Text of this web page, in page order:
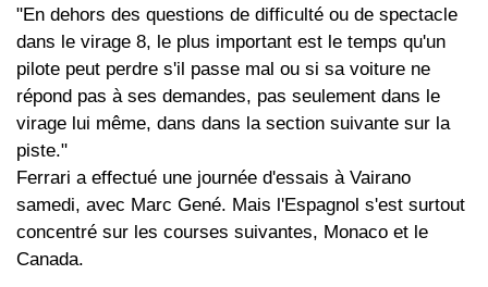
"En dehors des questions de difficulté ou de spectacle
dans le virage 8, le plus important est le temps qu'un
pilote peut perdre s'il passe mal ou si sa voiture ne
répond pas à ses demandes, pas seulement dans le
virage lui même, dans dans la section suivante sur la
piste."
Ferrari a effectué une journée d'essais à Vairano
samedi, avec Marc Gené. Mais l'Espagnol s'est surtout
concentré sur les courses suivantes, Monaco et le
Canada.